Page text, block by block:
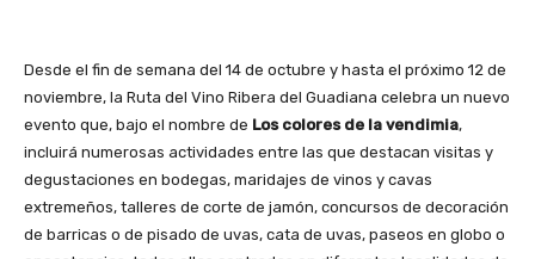
Desde el fin de semana del 14 de octubre y hasta el próximo 12 de
noviembre, la Ruta del Vino Ribera del Guadiana celebra un nuevo
evento que, bajo el nombre de Los colores de la vendimia,
incluirá numerosas actividades entre las que destacan visitas y
degustaciones en bodegas, maridajes de vinos y cavas
extremeños, talleres de corte de jamón, concursos de decoración
de barricas o de pisado de uvas, cata de uvas, paseos en globo o